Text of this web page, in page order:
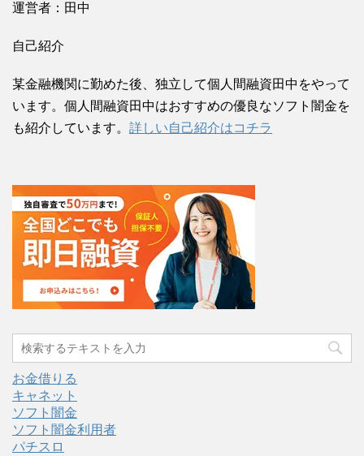
運営者：田中
自己紹介
某金融機関に勤めた後、独立して個人間融資田中をやって
います。個人間融資田中はおすすめの優良なソフト闇金を
も紹介しています。 詳しい自己紹介はコチラ
お金借りる
キャネット
ソフト闇金
ソフト闇金利用者
パチスロ